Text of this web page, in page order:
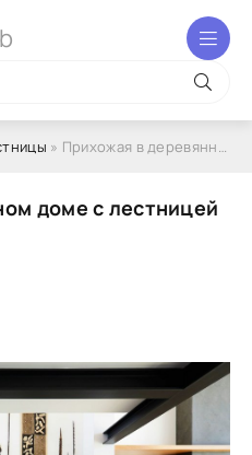
» Прихожая в деревянном доме с лестницей (82 фото)
доме с лестницей